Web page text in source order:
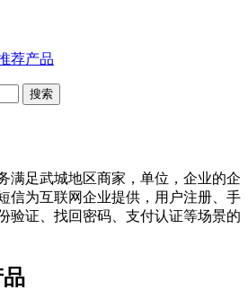
荐产品
搜索
满足武城地区商家，单位，企业的企
信为互联网企业提供，用户注册、手
验证、找回密码、支付认证等场景的